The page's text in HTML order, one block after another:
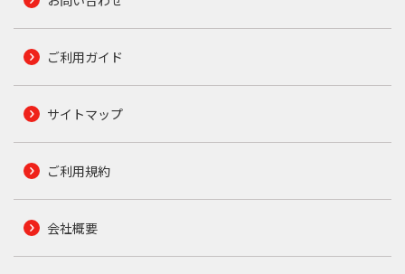
ご利用ガイド
サイトマップ
ご利用規約
会社概要